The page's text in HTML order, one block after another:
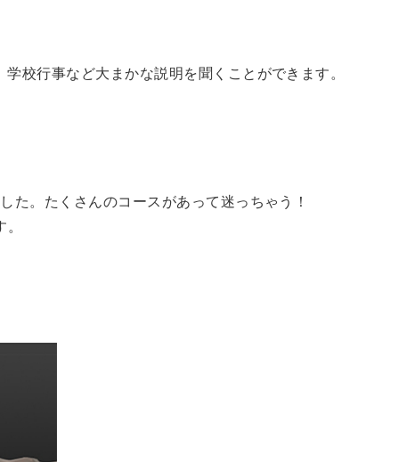
校行事など大まかな説明を聞くことができます。
た。たくさんのコースがあって迷っちゃう！